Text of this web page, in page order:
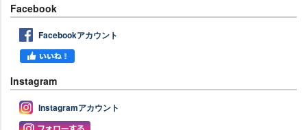
Facebook
Facebookアカウント
Instagram
Instagramアカウント